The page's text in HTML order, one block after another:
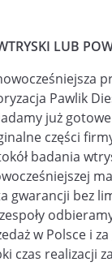
LUB
Pawlik
już
części
badania
gwarancji bez
w Polsce i
czas realizacji